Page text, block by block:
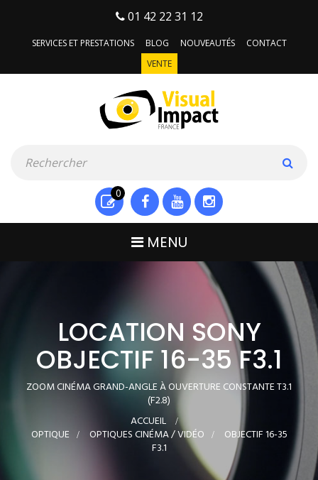
01 42 22 31 12
SERVICES ET PRESTATIONS BLOG NOUVEAUTÉS
CONTACT
VENTE
0
MENU
LOCATION SONY
OBJECTIF 16-35 F3.1
ZOOM CINÉMA GRAND-ANGLE À OUVERTURE CONSTANTE T3.1
(F2.8)
ACCUEIL >
OPTIQUE > OPTIQUES CINÉMA / VIDÉO >
OBJECTIF 16-35
F3.1